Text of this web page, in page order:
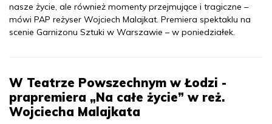
nasze życie, ale również momenty przejmujące i tragiczne –
mówi PAP reżyser Wojciech Malajkat. Premiera spektaklu na
scenie Garnizonu Sztuki w Warszawie – w poniedziałek.
W Teatrze Powszechnym w Łodzi -
prapremiera „Na całe życie” w reż.
Wojciecha Malajkata